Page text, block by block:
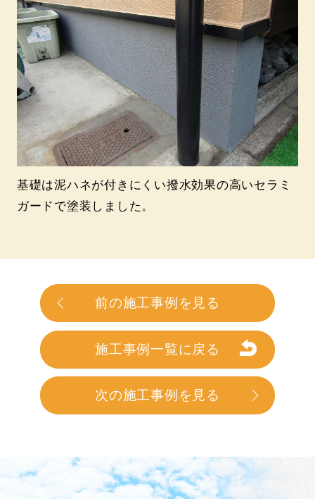
基礎は泥ハネが付きにくい撥水効果の高いセラミ
ガードで塗装しました。
前の施工事例を見る
施工事例一覧に戻る
次の施工事例を見る